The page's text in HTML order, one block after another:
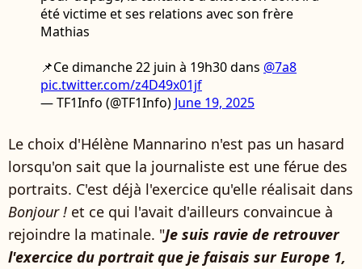
été victime et ses relations avec son frère
Mathias
📌Ce dimanche 22 juin à 19h30 dans @7a8
pic.twitter.com/z4D49x01jf
— TF1Info (@TF1Info) June 19, 2025
Le choix d'Hélène Mannarino n'est pas un hasard
lorsqu'on sait que la journaliste est une férue des
portraits. C'est déjà l'exercice qu'elle réalisait dans
Bonjour ! et ce qui l'avait d'ailleurs convaincue à
rejoindre la matinale. "Je suis ravie de retrouver
l'exercice du portrait que je faisais sur Europe 1,